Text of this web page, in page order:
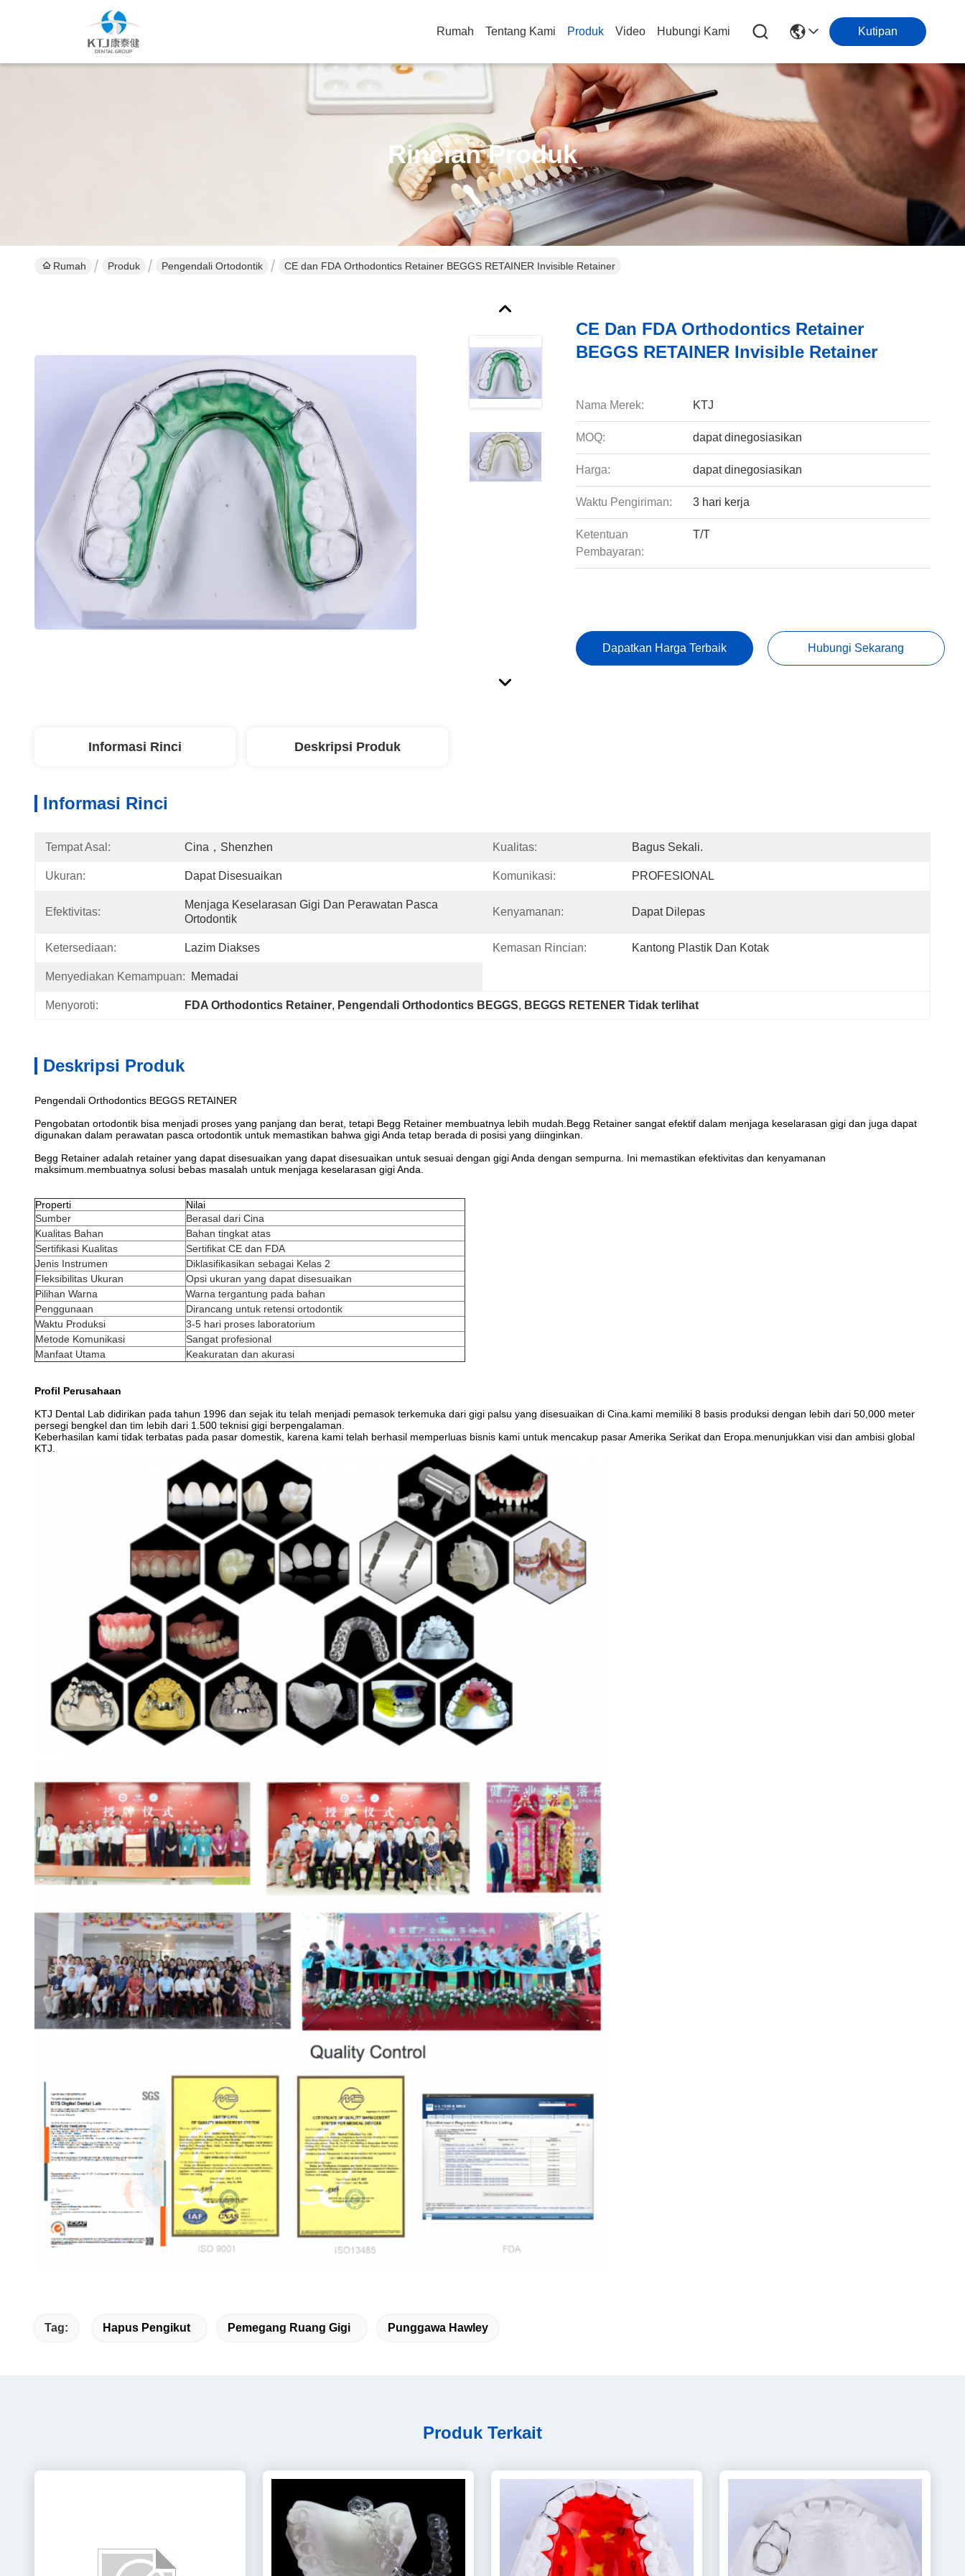
Rumah Tentang Kami Produk Video Hubungi Kami Kutipan
Rincian Produk
Rumah Produk Pengendali Ortodontik CE dan FDA Orthodontics Retainer BEGGS RETAINER Invisible Retainer
CE Dan FDA Orthodontics Retainer
BEGGS RETAINER Invisible Retainer
Nama Merek: KTJ
MOQ: dapat dinegosiasikan
Harga: dapat dinegosiasikan
Waktu Pengiriman: 3 hari kerja
Ketentuan
Pembayaran:
T/T
Dapatkan Harga Terbaik Hubungi Sekarang
Informasi Rinci Deskripsi Produk
Informasi Rinci
Tempat Asal: Cina，Shenzhen Kualitas: Bagus Sekali.
Ukuran: Dapat Disesuaikan Komunikasi: PROFESIONAL
Efektivitas:
Menjaga Keselarasan Gigi Dan Perawatan Pasca
Ortodontik
Kenyamanan: Dapat Dilepas
Ketersediaan: Lazim Diakses Kemasan Rincian: Kantong Plastik Dan Kotak
Menyediakan Kemampuan: Memadai
Menyoroti: FDA Orthodontics Retainer, Pengendali Orthodontics BEGGS, BEGGS RETENER Tidak terlihat
Deskripsi Produk
Pengendali Orthodontics BEGGS RETAINER
Pengobatan ortodontik bisa menjadi proses yang panjang dan berat, tetapi Begg Retainer membuatnya lebih mudah.Begg Retainer sangat efektif dalam menjaga keselarasan gigi dan juga dapat
digunakan dalam perawatan pasca ortodontik untuk memastikan bahwa gigi Anda tetap berada di posisi yang diinginkan.
Begg Retainer adalah retainer yang dapat disesuaikan yang dapat disesuaikan untuk sesuai dengan gigi Anda dengan sempurna. Ini memastikan efektivitas dan kenyamanan
maksimum.membuatnya solusi bebas masalah untuk menjaga keselarasan gigi Anda.
Properti
Nilai
Sumber
Berasal dari Cina
Kualitas Bahan
Bahan tingkat atas
Sertifikasi Kualitas
Sertifikat CE dan FDA
Jenis Instrumen
Diklasifikasikan sebagai Kelas 2
Fleksibilitas Ukuran
Opsi ukuran yang dapat disesuaikan
Pilihan Warna
Warna tergantung pada bahan
Penggunaan
Dirancang untuk retensi ortodontik
Waktu Produksi
3-5 hari proses laboratorium
Metode Komunikasi
Sangat profesional
Manfaat Utama
Keakuratan dan akurasi
Profil Perusahaan
KTJ Dental Lab didirikan pada tahun 1996 dan sejak itu telah menjadi pemasok terkemuka dari gigi palsu yang disesuaikan di Cina.kami memiliki 8 basis produksi dengan lebih dari 50,000 meter
persegi bengkel dan tim lebih dari 1.500 teknisi gigi berpengalaman.
Keberhasilan kami tidak terbatas pada pasar domestik, karena kami telah berhasil memperluas bisnis kami untuk mencakup pasar Amerika Serikat dan Eropa.menunjukkan visi dan ambisi global
KTJ.
Tag: Hapus Pengikut Pemegang Ruang Gigi Punggawa Hawley
Produk Terkait